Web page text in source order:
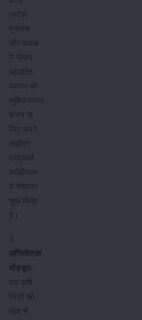
प्रदेश,
गुजरात
और पंजाब
ने गोदाम
आधारित
व्यापार को
सुविधाजनक
बनाने के
लिए अपने
संबंधित
एपीएमसी
अधिनियम
में संशोधन
शुरू किया
है।
3.
लॉजिस्टिक
मॉड्यूल:
यह कृषि
जिंसों को
खेत से